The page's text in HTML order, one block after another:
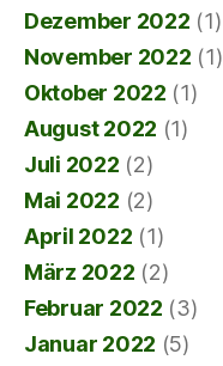
Dezember 2022 (1)
November 2022 (1)
Oktober 2022 (1)
August 2022 (1)
Juli 2022 (2)
Mai 2022 (2)
April 2022 (1)
März 2022 (2)
Februar 2022 (3)
Januar 2022 (5)